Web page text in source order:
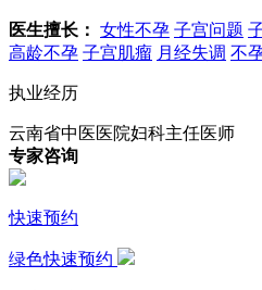
医生擅长： 女性不孕 子宫问题
高龄不孕 子宫肌瘤 月经失调 不
执业经历
云南省中医医院妇科主任医师
专家咨询
快速预约
绿色快速预约